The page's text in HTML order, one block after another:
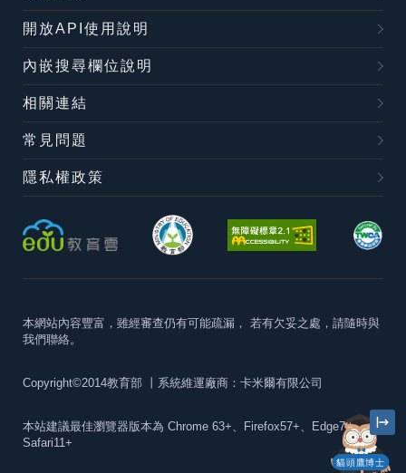
貓頭鷹博士
開放API使用說明
內嵌搜尋欄位說明
相關連結
常見問題
隱私權政策
本網站內容豐富，雖經審查仍有可能疏漏， 若有欠妥之處，請隨時與
我們聯絡。
Copyright©2014教育部 丨系統維運廠商：卡米爾有限公司
本站建議最佳瀏覽器版本為 Chrome 63+、Firefox57+、Edge79+及
Safari11+